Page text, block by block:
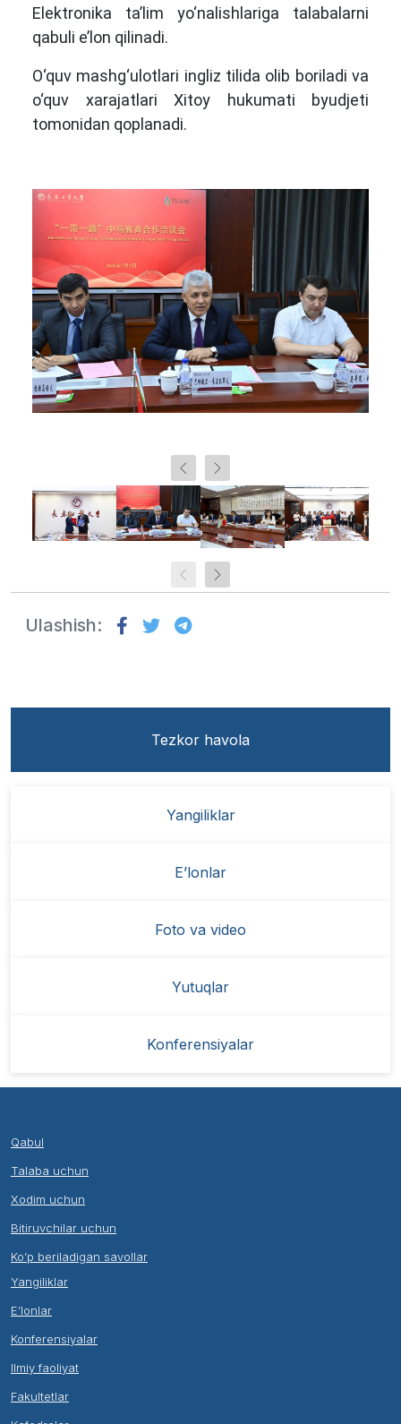
Elektronika ta’lim yo‘nalishlariga talabalarni
qabuli e’lon qilinadi.
O‘quv mashg‘ulotlari ingliz tilida olib boriladi va
o‘quv xarajatlari Xitoy hukumati byudjeti
tomonidan qoplanadi.
Ulashish:
Tezkor havola
Yangiliklar
E’lonlar
Foto va video
Yutuqlar
Konferensiyalar
Qabul
Talaba uchun
Xodim uchun
Bitiruvchilar uchun
Ko’p beriladigan savollar
Yangiliklar
E’lonlar
Konferensiyalar
Ilmiy faoliyat
Fakultetlar